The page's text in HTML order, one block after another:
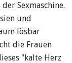
Sexmaschine.
und
lösbar
die Frauen
"kalte Herz